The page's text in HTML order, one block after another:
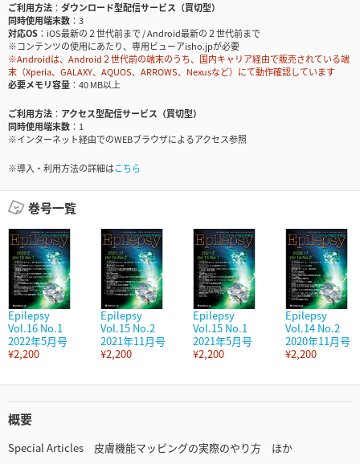
ご利用方法
ダウンロード型配信サービス（買切型）
同時使用端末数
3
対応OS
iOS最新の２世代前まで / Android最新の２世代前まで
※コンテンツの使用にあたり、専用ビューアisho.jpが必要
※Androidは、Android２世代前の端末のうち、国内キャリア経由で販売されている端
末（Xperia、GALAXY、AQUOS、ARROWS、Nexusなど）にて動作確認しています
必要メモリ容量
40 MB以上
ご利用方法
アクセス型配信サービス（買切型）
同時使用端末数
1
※インターネット経由でのWEBブラウザによるアクセス参照
※導入・利用方法の詳細はこちら
巻号一覧
Epilepsy
Vol.16 No.1
2022年5月号
¥2,200
Epilepsy
Vol.15 No.2
2021年11月号
¥2,200
Epilepsy
Vol.15 No.1
2021年5月号
¥2,200
Epilepsy
Vol.14 No.2
2020年11月号
¥2,200
概要
Special Articles 皮膚機能マッピングの実際のやり方 ほか